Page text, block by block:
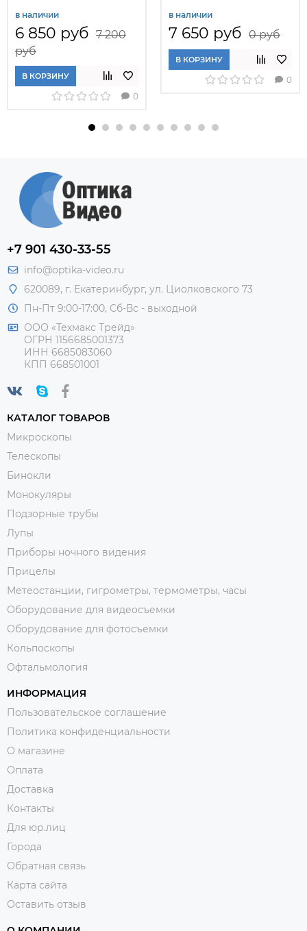
в наличии
6 850 руб 7 200
руб
В КОРЗИНУ
0
в наличии
7 650 руб 0 руб
В КОРЗИНУ
0
+7 901 430-33-55
info@optika-video.ru
620089, г. Екатеринбург, ул. Циолковского 73
Пн-Пт 9:00-17:00, Сб-Вс - выходной
ООО «Техмакс Трейд»
ОГРН 1156685001373
ИНН 6685083060
КПП 668501001
КАТАЛОГ ТОВАРОВ
Микроскопы
Телескопы
Бинокли
Монокуляры
Подзорные трубы
Лупы
Приборы ночного видения
Прицелы
Метеостанции, гигрометры, термометры, часы
Оборудование для видеосъемки
Оборудование для фотосъемки
Кольпоскопы
Офтальмология
ИНФОРМАЦИЯ
Пользовательское соглашение
Политика конфиденциальности
О магазине
Оплата
Доставка
Контакты
Для юр.лиц
Города
Обратная связь
Карта сайта
Оставить отзыв